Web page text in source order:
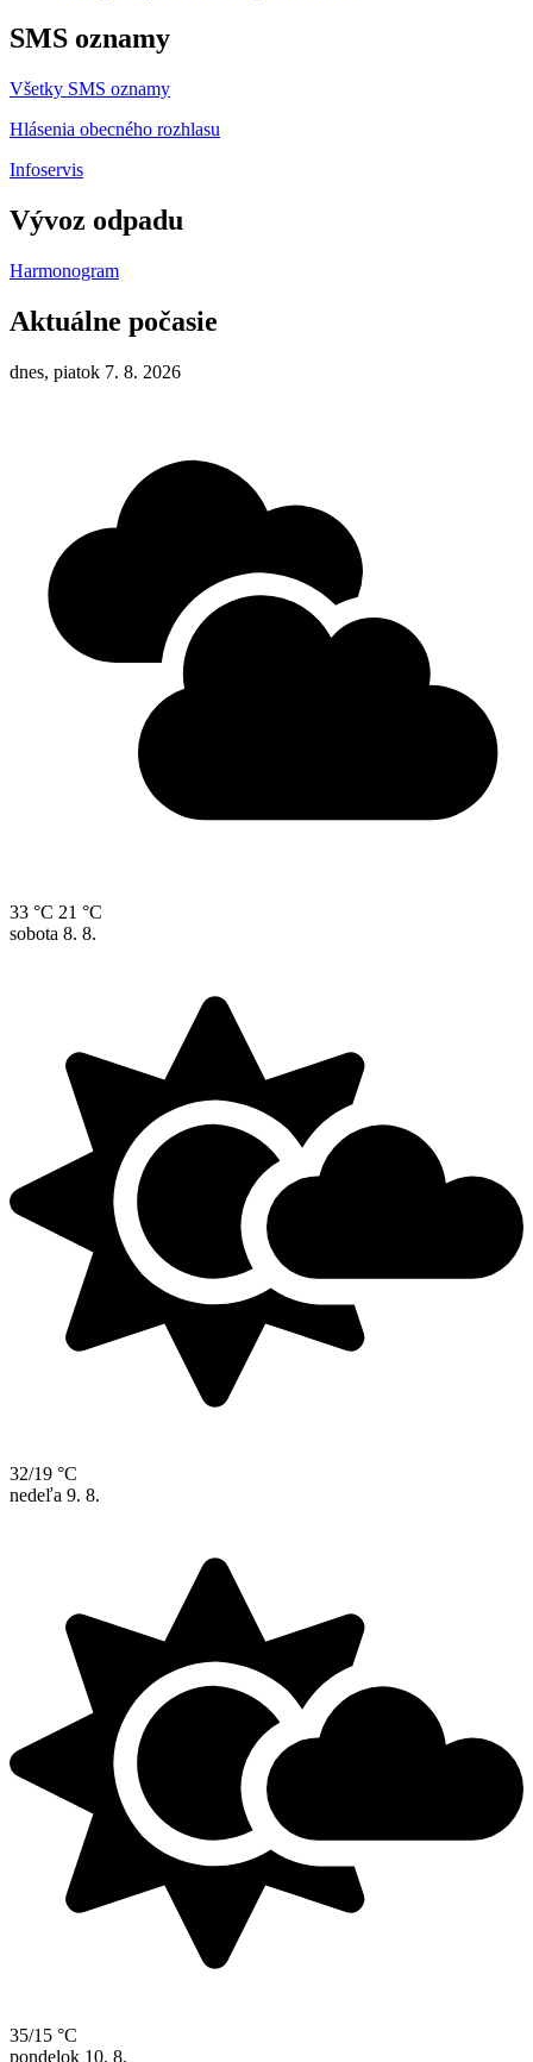
SMS oznamy
Všetky SMS oznamy
Hlásenia obecného rozhlasu
Infoservis
Vývoz odpadu
Harmonogram
Aktuálne počasie
dnes, piatok 7. 8. 2026
33 °C 21 °C
sobota 8. 8.
32/19 °C
nedeľa 9. 8.
35/15 °C
pondelok 10. 8.